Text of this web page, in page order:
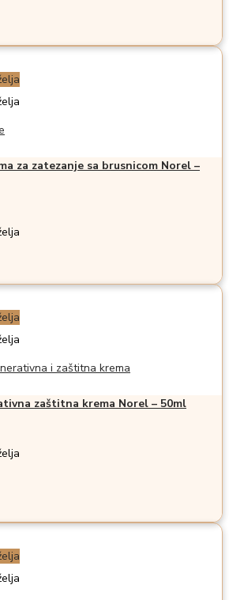
za zatezanje sa brusnicom Norel –
zaštitna krema Norel – 50ml